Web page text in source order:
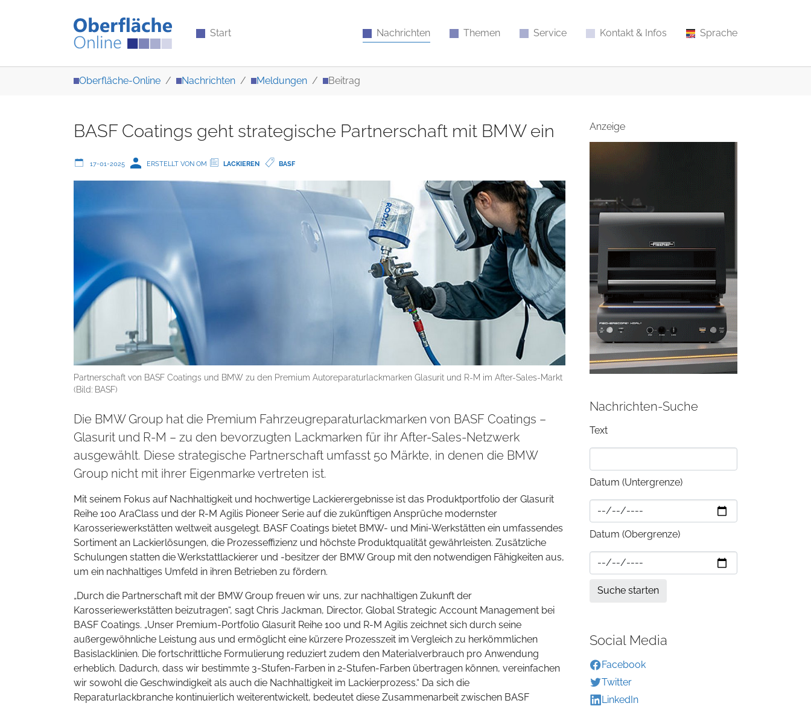
Start Nachrichten Themen Service Kontakt & Infos Sprache
Oberfläche-Online Nachrichten Meldungen Beitrag
BASF Coatings geht strategische Partnerschaft mit BMW ein
17-01-2025 ERSTELLT VON OM LACKIEREN BASF
Partnerschaft von BASF Coatings und BMW zu den Premium Autoreparaturlackmarken Glasurit und R-M im After-Sales-Markt
(Bild: BASF)
Die BMW Group hat die Premium Fahrzeugreparaturlackmarken von BASF Coatings –
Glasurit und R-M – zu den bevorzugten Lackmarken für ihr After-Sales-Netzwerk
ausgewählt. Diese strategische Partnerschaft umfasst 50 Märkte, in denen die BMW
Group nicht mit ihrer Eigenmarke vertreten ist.
Mit seinem Fokus auf Nachhaltigkeit und hochwertige Lackierergebnisse ist das Produktportfolio der Glasurit
Reihe 100 AraClass und der R-M Agilis Pioneer Serie auf die zukünftigen Ansprüche modernster
Karosseriewerkstätten weltweit ausgelegt. BASF Coatings bietet BMW- und Mini-Werkstätten ein umfassendes
Sortiment an Lackierlösungen, die Prozesseffizienz und höchste Produktqualität gewährleisten. Zusätzliche
Schulungen statten die Werkstattlackierer und -besitzer der BMW Group mit den notwendigen Fähigkeiten aus,
um ein nachhaltiges Umfeld in ihren Betrieben zu fördern.
„Durch die Partnerschaft mit der BMW Group freuen wir uns, zur nachhaltigen Zukunft der
Karosseriewerkstätten beizutragen“, sagt Chris Jackman, Director, Global Strategic Account Management bei
BASF Coatings. „Unser Premium-Portfolio Glasurit Reihe 100 und R-M Agilis zeichnet sich durch seine
außergewöhnliche Leistung aus und ermöglicht eine kürzere Prozesszeit im Vergleich zu herkömmlichen
Basislacklinien. Die fortschrittliche Formulierung reduziert zudem den Materialverbrauch pro Anwendung
erheblich. Dadurch, dass wir bestimmte 3-Stufen-Farben in 2-Stufen-Farben übertragen können, vereinfachen
wir sowohl die Geschwindigkeit als auch die Nachhaltigkeit im Lackierprozess.“ Da sich die
Reparaturlackbranche kontinuierlich weiterentwickelt, bedeutet diese Zusammenarbeit zwischen BASF
Anzeige
Nachrichten-Suche
Text
Datum (Untergrenze)
Datum (Obergrenze)
Social Media
Facebook
Twitter
LinkedIn